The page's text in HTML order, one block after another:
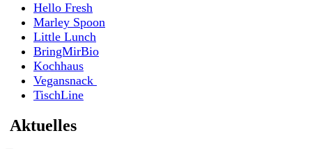
Hello Fresh
Marley Spoon
Little Lunch
BringMirBio
Kochhaus
Vegansnack
TischLine
Aktuelles